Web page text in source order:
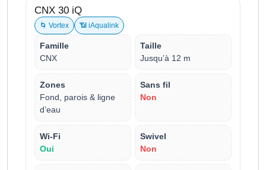
CNX 30 iQ
🌀 Vortex 📶 iAqualink
Famille
CNX
Taille
Jusqu’à 12 m
Zones
Fond, parois & ligne
d’eau
Sans fil
Non
Wi-Fi
Oui
Swivel
Non